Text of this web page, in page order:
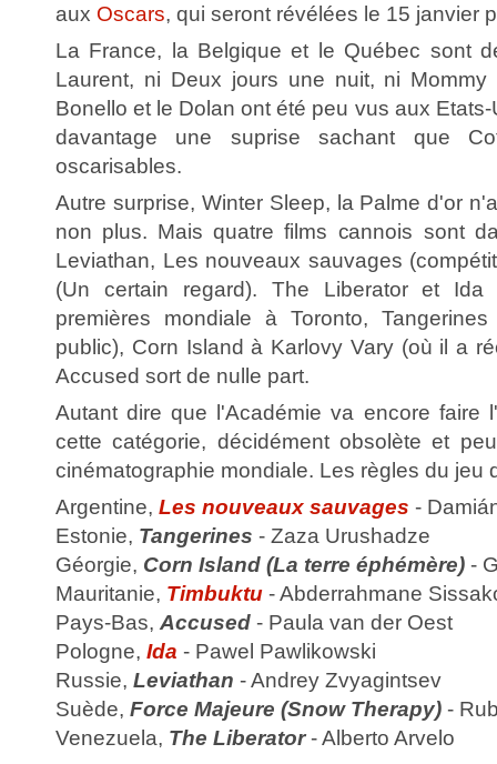
aux Oscars, qui seront révélées le 15 janvier
La France, la Belgique et le Québec sont
Laurent, ni Deux jours une nuit, ni
Bonello et le Dolan ont été peu vus aux
davantage une suprise sachant que
oscarisables.
Autre surprise, Winter Sleep, la Palme d'or
non plus. Mais quatre films cannois sont
Leviathan, Les nouveaux sauvages
(Un certain regard). The Liberator et
premières mondiale à Toronto,
public), Corn Island à Karlovy Vary (où il a
Accused sort de nulle part.
Autant dire que l'Académie va encore faire
cette catégorie, décidément obsolète et
cinématographie mondiale. Les règles du jeu
Argentine, Les nouveaux sauvages -
Estonie, Tangerines - Zaza Urushadze
Géorgie, Corn Island (La terre éphémère) -
Mauritanie, Timbuktu - Abderrahmane
Pays-Bas, Accused - Paula van der Oest
Pologne, Ida - Pawel Pawlikowski
Russie, Leviathan - Andrey Zvyagintsev
Suède, Force Majeure (Snow Therapy) -
Venezuela, The Liberator- Alberto Arvelo